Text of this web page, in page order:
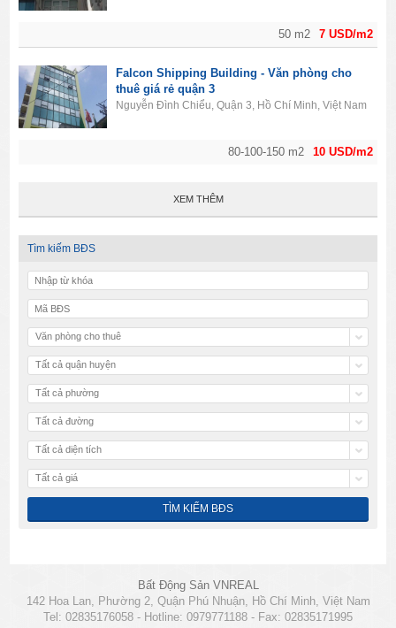
7 USD/m2
50 m2
10 USD/m2
80-100-150 m2
Falcon Shipping Building - Văn phòng cho
thuê giá rẻ quận 3
Nguyễn Đình Chiểu, Quận 3, Hồ Chí Minh, Việt Nam
XEM THÊM
Tìm kiếm BĐS
Văn phòng cho thuê
Tất cả quận huyện
Tất cả phường
Tất cả đường
Tất cả diện tích
Tất cả giá
Bất Động Sản VNREAL
142 Hoa Lan, Phường 2, Quận Phú Nhuận, Hồ Chí Minh, Việt Nam
Tel: 02835176058 - Hotline: 0979771188 - Fax: 02835171995